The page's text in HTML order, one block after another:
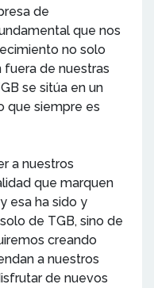
de
que nos
no solo
fuera de nuestras
se sitúa en un
que siempre es
a nuestros
que marquen
esa ha sido y
de TGB, sino de
creando
a nuestros
de nuevos